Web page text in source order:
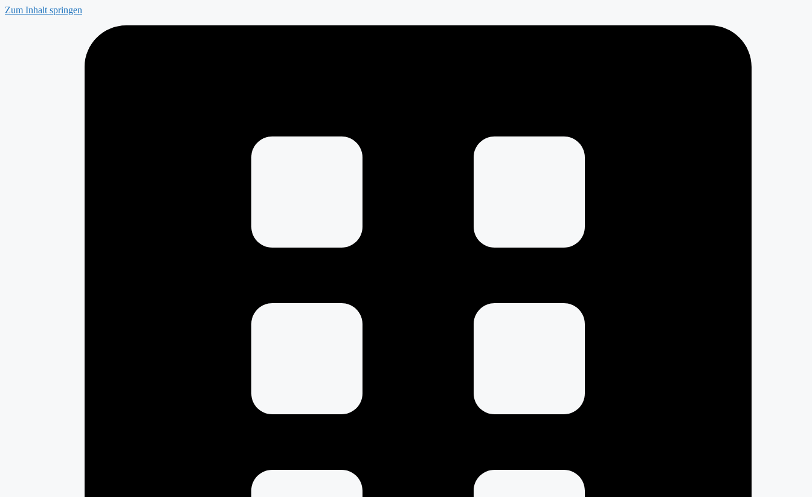
Zum Inhalt springen